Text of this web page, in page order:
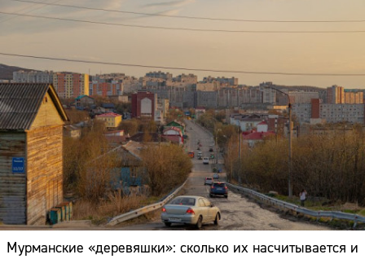
Мурманские «деревяшки»: сколько их насчитывается и